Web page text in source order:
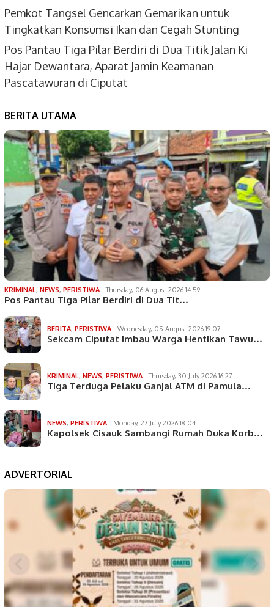
Pemkot Tangsel Gencarkan Gemarikan untuk
Tingkatkan Konsumsi Ikan dan Cegah Stunting
Pos Pantau Tiga Pilar Berdiri di Dua Titik Jalan Ki
Hajar Dewantara, Aparat Jamin Keamanan
Pascatawuran di Ciputat
BERITA UTAMA
KRIMINAL, NEWS, PERISTIWA Thursday, 06 August 2026 14:59
Pos Pantau Tiga Pilar Berdiri di Dua Tit…
BERITA, PERISTIWA Wednesday, 05 August 2026 19:07
Sekcam Ciputat Imbau Warga Hentikan Tawu…
KRIMINAL, NEWS, PERISTIWA Thursday, 30 July 2026 16:27
Tiga Terduga Pelaku Ganjal ATM di Pamula…
NEWS, PERISTIWA Monday, 27 July 2026 18:04
Kapolsek Cisauk Sambangi Rumah Duka Korb…
ADVERTORIAL